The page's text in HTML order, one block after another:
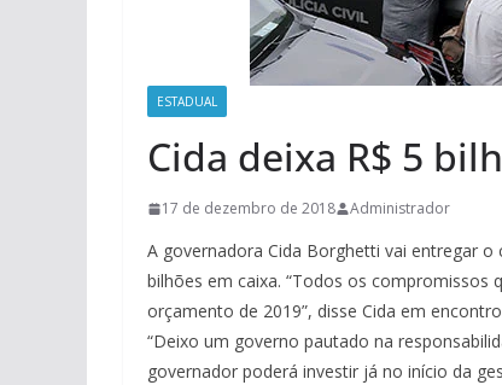
ESTADUAL
Cida deixa R$ 5
17 de dezembro de 2018 Administrador
A governadora Cida Borghetti vai entregar
bilhões em caixa. “Todos os compromissos
orçamento de 2019”, disse Cida em
“Deixo um governo pautado na
governador poderá investir já no início da